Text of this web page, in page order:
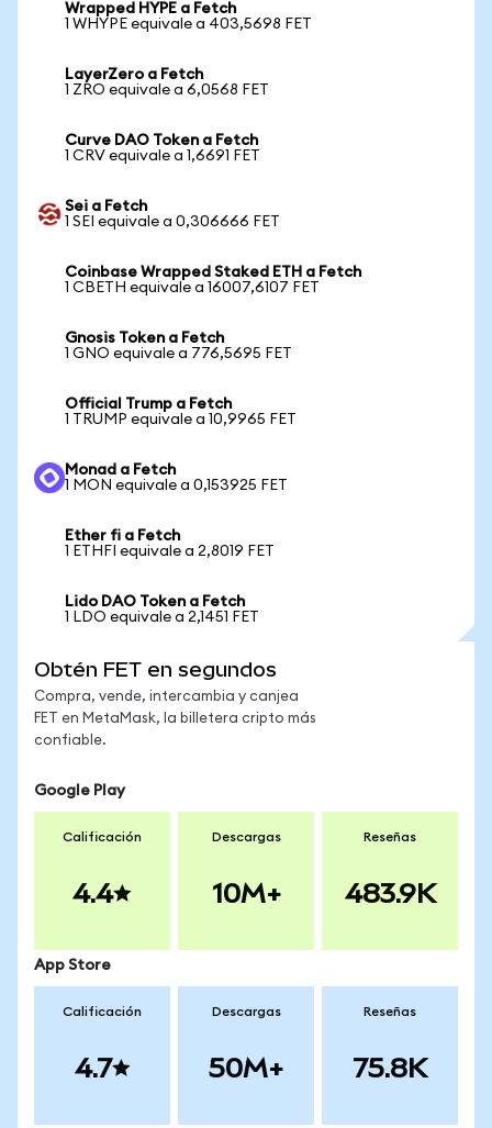
Wrapped HYPE a Fetch
1 WHYPE equivale a 403,5698 FET
LayerZero a Fetch
1 ZRO equivale a 6,0568 FET
Curve DAO Token a Fetch
1 CRV equivale a 1,6691 FET
Sei a Fetch
1 SEI equivale a 0,306666 FET
Coinbase Wrapped Staked ETH a Fetch
1 CBETH equivale a 16007,6107 FET
Gnosis Token a Fetch
1 GNO equivale a 776,5695 FET
Official Trump a Fetch
1 TRUMP equivale a 10,9965 FET
Monad a Fetch
1 MON equivale a 0,153925 FET
Ether fi a Fetch
1 ETHFI equivale a 2,8019 FET
Lido DAO Token a Fetch
1 LDO equivale a 2,1451 FET
Obtén FET en segundos
Compra, vende, intercambia y canjea
FET en MetaMask, la billetera cripto más
confiable.
Google Play
Calificación
4.4
Descargas
10M+
Reseñas
483.9K
App Store
Calificación
4.7
Descargas
50M+
Reseñas
75.8K